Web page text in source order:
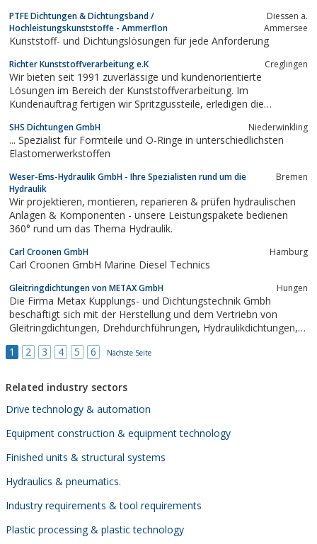
PTFE Dichtungen & Dichtungsband /
Hochleistungskunststoffe - Ammerflon
Diessen a.
Ammersee
Kunststoff- und Dichtungslösungen für jede Anforderung
Richter Kunststoffverarbeitung e.K Creglingen
Wir bieten seit 1991 zuverlässige und kundenorientierte
Lösungen im Bereich der Kunststoffverarbeitung. Im
Kundenauftrag fertigen wir Spritzgussteile, erledigen die
PU-1K-Schaumdichtungen auf.Wir begleiten Sie bei der
Entwicklung mit 2D und...
SHS Dichtungen GmbH Niederwinkling
... Spezialist für Formteile und O-Ringe in unterschiedlichsten
Elastomerwerkstoffen
Weser-Ems-Hydraulik GmbH - Ihre Spezialisten rund um die
Hydraulik
Bremen
Wir projektieren, montieren, reparieren & prüfen hydraulischen
Anlagen & Komponenten - unsere Leistungspakete bedienen
360° rund um das Thema Hydraulik.
Carl Croonen GmbH Hamburg
Carl Croonen GmbH Marine Diesel Technics
Gleitringdichtungen von METAX GmbH Hungen
Die Firma Metax Kupplungs- und Dichtungstechnik Gmbh
beschäftigt sich mit der Herstellung und dem Vertriebn von
Gleitringdichtungen, Drehdurchführungen, Hydraulikdichtungen,
Dichtungsservice und Dichtungsreparaturen. Wir lösen Ihr
1 2 3 4 5 6 Nächste Seite
Related industry sectors
Drive technology & automation
Equipment construction & equipment technology
Finished units & structural systems
Hydraulics & pneumatics.
Industry requirements & tool requirements
Plastic processing & plastic technology